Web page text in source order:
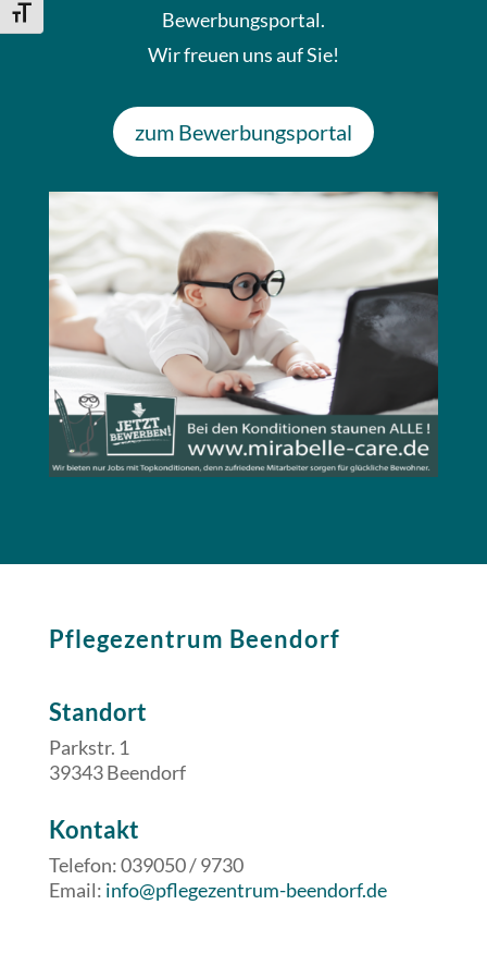
Schrift vergrößern
Bewerbungsportal.
Wir freuen uns auf Sie!
zum Bewerbungsportal
Pflegezentrum Beendorf
Standort
Parkstr. 1
39343 Beendorf
​​Kontakt
Telefon: 039050 / 9730
Email: info@pflegezentrum-beendorf.de